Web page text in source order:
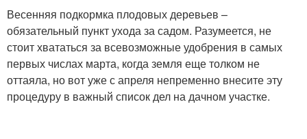
Весенняя подкормка плодовых деревьев –
обязательный пункт ухода за садом. Разумеется, не
стоит хвататься за всевозможные удобрения в самых
первых числах марта, когда земля еще толком не
оттаяла, но вот уже с апреля непременно внесите эту
процедуру в важный список дел на дачном участке.